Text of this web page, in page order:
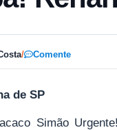
/ Comente
de SP
Simão